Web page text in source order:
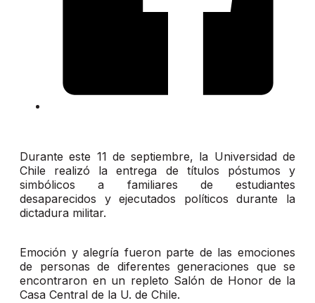
Durante este 11 de septiembre, la Universidad de
Chile realizó la entrega de títulos póstumos y
simbólicos a familiares de estudiantes
desaparecidos y ejecutados políticos durante la
dictadura militar.
Emoción y alegría fueron parte de las emociones
de personas de diferentes generaciones que se
encontraron en un repleto Salón de Honor de la
Casa Central de la U. de Chile.